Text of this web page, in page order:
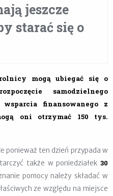
jeszcze
starać się o
mogą ubiegać się o
samodzielnego
finansowanego z
oni otrzymać 150 tys.
ponieważ ten dzień przypada w
także w poniedziałek 30
pomocy należy składać w
ze względu na miejsce